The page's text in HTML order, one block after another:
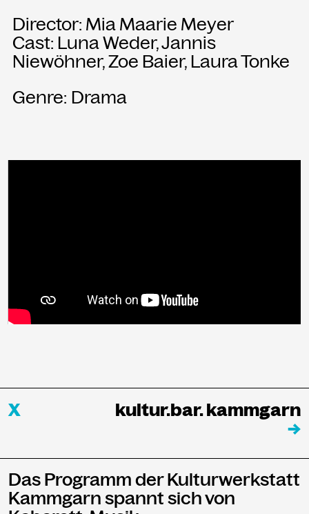
Director: Mia Maarie Meyer
Cast: Luna Weder, Jannis
Niewöhner, Zoe Baier, Laura Tonke
Genre: Drama
X
kultur.bar. kammgarn
→
Das Programm der Kulturwerkstatt
Kammgarn spannt sich von